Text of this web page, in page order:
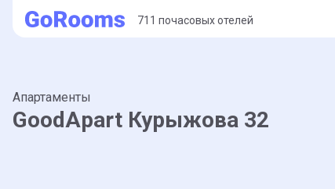
711 почасовых отелей
Апартаменты
GoodApart Курыжова 32